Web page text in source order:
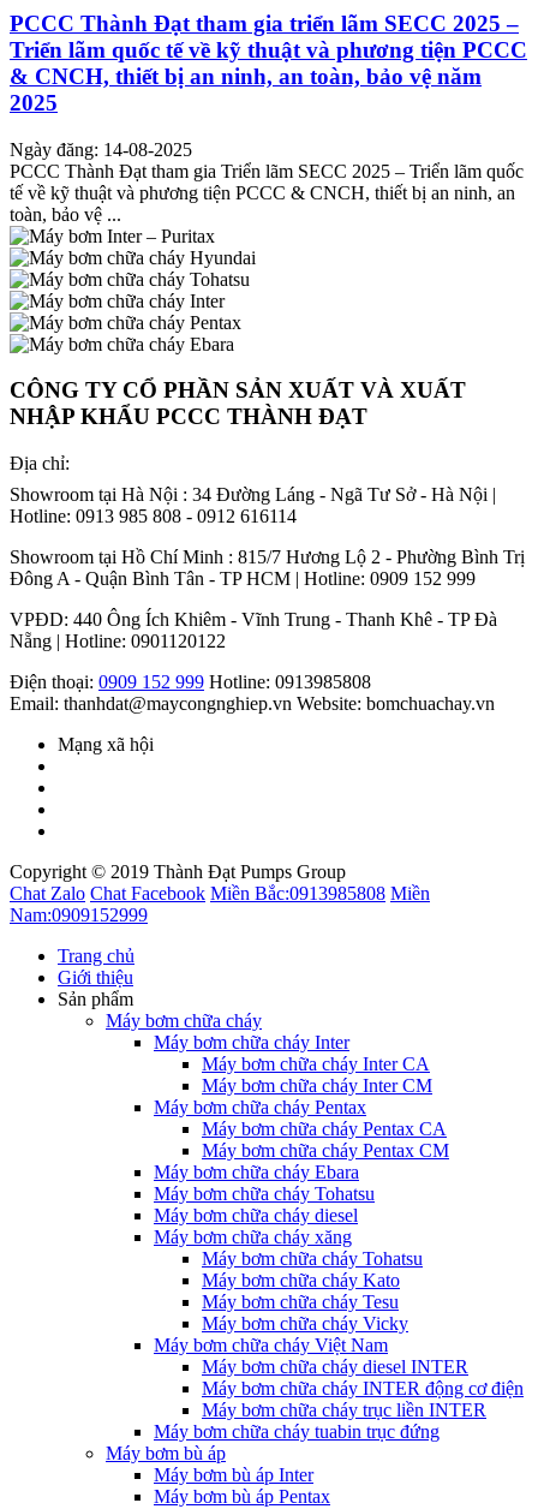
PCCC Thành Đạt tham gia triển lãm SECC 2025 –
Triển lãm quốc tế về kỹ thuật và phương tiện PCCC
& CNCH, thiết bị an ninh, an toàn, bảo vệ năm
2025
Ngày đăng: 14-08-2025
PCCC Thành Đạt tham gia Triển lãm SECC 2025 – Triển lãm quốc
tế về kỹ thuật và phương tiện PCCC & CNCH, thiết bị an ninh, an
toàn, bảo vệ ...
CÔNG TY CỔ PHẦN SẢN XUẤT VÀ XUẤT
NHẬP KHẨU PCCC THÀNH ĐẠT
Địa chỉ:
Showroom tại Hà Nội : 34 Đường Láng - Ngã Tư Sở - Hà Nội |
Hotline: 0913 985 808 - 0912 616114
Showroom tại Hồ Chí Minh : 815/7 Hương Lộ 2 - Phường Bình Trị
Đông A - Quận Bình Tân - TP HCM | Hotline: 0909 152 999
VPĐD: 440 Ông Ích Khiêm - Vĩnh Trung - Thanh Khê - TP Đà
Nẵng | Hotline: 0901120122
Điện thoại: 0909 152 999 Hotline: 0913985808
Email: thanhdat@maycongnghiep.vn Website: bomchuachay.vn
Mạng xã hội
Copyright © 2019 Thành Đạt Pumps Group
Chat Zalo Chat Facebook Miền Bắc:0913985808 Miền
Nam:0909152999
Trang chủ
Giới thiệu
Sản phẩm
Máy bơm chữa cháy
Máy bơm chữa cháy Inter
Máy bơm chữa cháy Inter CA
Máy bơm chữa cháy Inter CM
Máy bơm chữa cháy Pentax
Máy bơm chữa cháy Pentax CA
Máy bơm chữa cháy Pentax CM
Máy bơm chữa cháy Ebara
Máy bơm chữa cháy Tohatsu
Máy bơm chữa cháy diesel
Máy bơm chữa cháy xăng
Máy bơm chữa cháy Tohatsu
Máy bơm chữa cháy Kato
Máy bơm chữa cháy Tesu
Máy bơm chữa cháy Vicky
Máy bơm chữa cháy Việt Nam
Máy bơm chữa cháy diesel INTER
Máy bơm chữa cháy INTER động cơ điện
Máy bơm chữa cháy trục liền INTER
Máy bơm chữa cháy tuabin trục đứng
Máy bơm bù áp
Máy bơm bù áp Inter
Máy bơm bù áp Pentax